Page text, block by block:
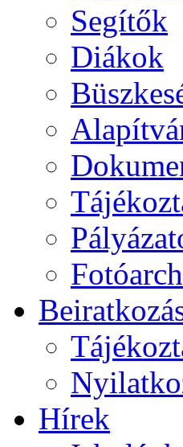
Segítők
Diákok
Hírek